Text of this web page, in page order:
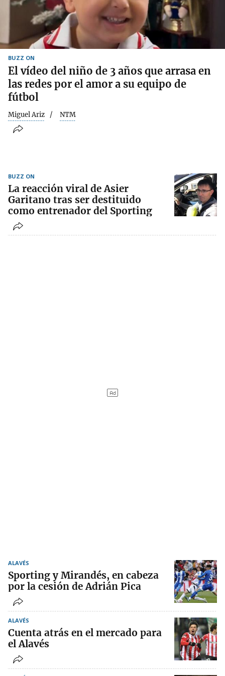
BUZZ ON
El vídeo del niño de 3 años que arrasa en
las redes por el amor a su equipo de
fútbol
Miguel Ariz NTM
BUZZ ON
La reacción viral de Asier
Garitano tras ser destituido
como entrenador del Sporting
ALAVÉS
Sporting y Mirandés, en cabeza
por la cesión de Adrián Pica
ALAVÉS
Cuenta atrás en el mercado para
el Alavés